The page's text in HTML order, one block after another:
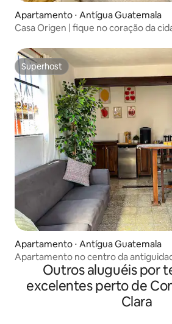
Apartamento ⋅ Antígua Guatemala
Casa Origen | fique no coração da
Superhost
Superhost
Apartamento ⋅ Antígua Guatemala
Apartamento no centro da
Outros aluguéis por
excelentes perto de
Clara